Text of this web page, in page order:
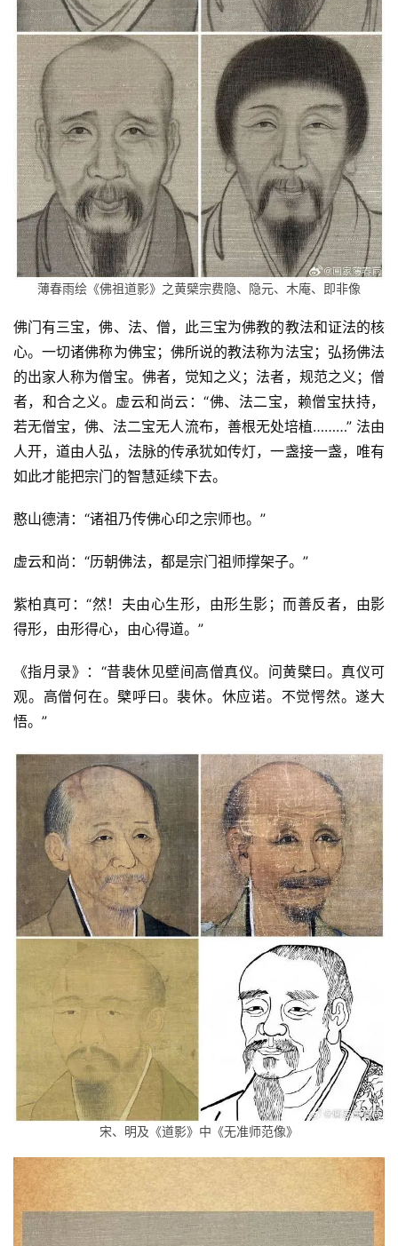
薄春雨绘《佛祖道影》之黄檗宗费隐、隐元、木庵、即非像
佛门有三宝，佛、法、僧，此三宝为佛教的教法和证法的核
心。一切诸佛称为佛宝；佛所说的教法称为法宝；弘扬佛法
的出家人称为僧宝。佛者，觉知之义；法者，规范之义；僧
者，和合之义。虚云和尚云：“佛、法二宝，赖僧宝扶持，
若无僧宝，佛、法二宝无人流布，善根无处培植………” 法由
人开，道由人弘，法脉的传承犹如传灯，一盏接一盏，唯有
如此才能把宗门的智慧延续下去。
憨山德清：“诸祖乃传佛心印之宗师也。”
虚云和尚：“历朝佛法，都是宗门祖师撑架子。”
紫柏真可：“然！夫由心生形，由形生影；而善反者，由影
得形，由形得心，由心得道。”
《指月录》：“昔裴休见壁间高僧真仪。问黄檗曰。真仪可
观。高僧何在。檗呼曰。裴休。休应诺。不觉愕然。遂大
悟。”
宋、明及《道影》中《无准师范像》